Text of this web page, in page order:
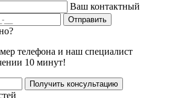
Ваш контактный
Отправить
телефона и наш специалист
10 минут!
Получить консультацию